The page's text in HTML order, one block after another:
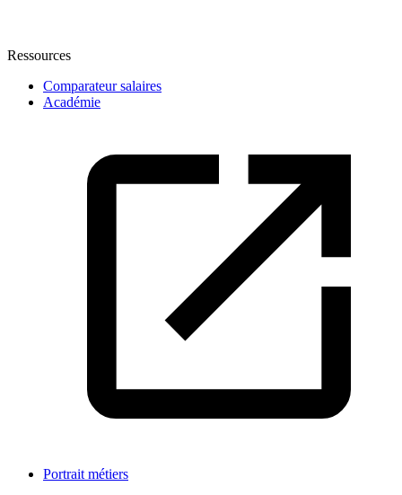
Ressources
Comparateur salaires
Académie
Portrait métiers